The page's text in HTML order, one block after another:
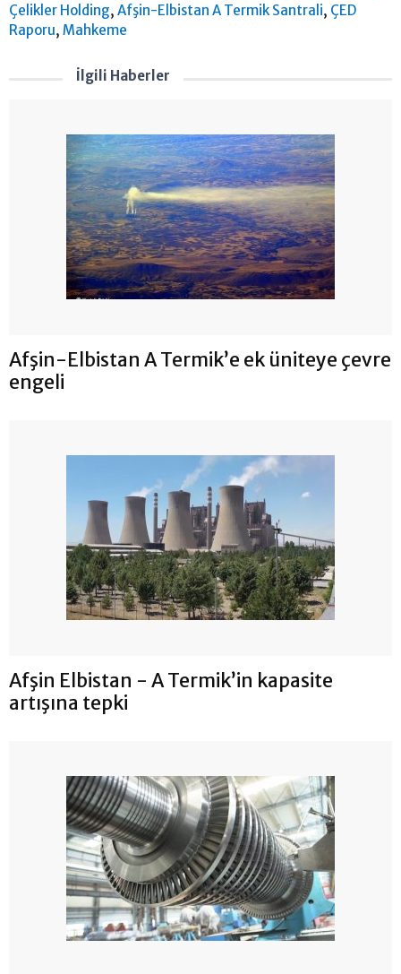
Çelikler Holding, Afşin-Elbistan A Termik Santrali, ÇED
Raporu, Mahkeme
İlgili Haberler
Afşin-Elbistan A Termik’e ek üniteye çevre
engeli
Afşin Elbistan - A Termik’in kapasite
artışına tepki